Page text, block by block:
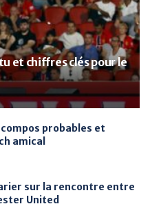
et chiffres clés pour le
compos probables et
amical
sur la rencontre entre
United